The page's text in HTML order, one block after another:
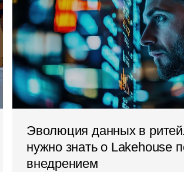
Эволюция данных в
нужно знать о Lakehouse
внедрением